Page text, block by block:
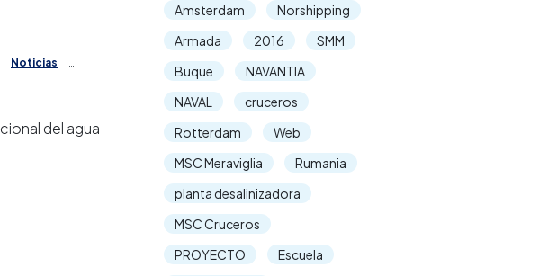
Amsterdam
Norshipping
Armada
2016
SMM
Buque
NAVANTIA
NAVAL
cruceros
Rotterdam
Web
MSC Meraviglia
Rumania
planta desalinizadora
MSC Cruceros
PROYECTO
Escuela
Noticias